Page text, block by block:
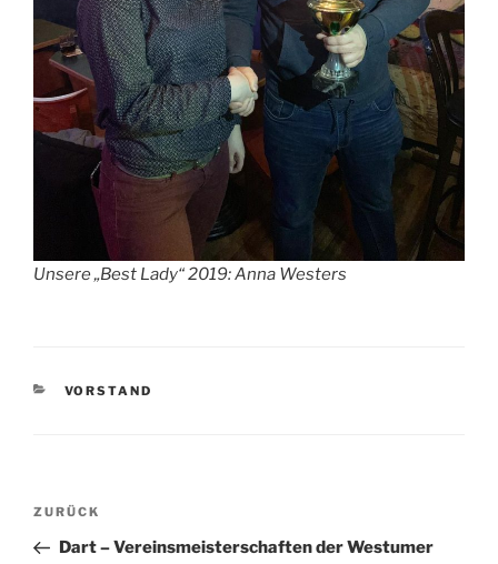
Unsere „Best Lady“ 2019: Anna Westers
KATEGORIEN
VORSTAND
Beitragsnavigation
Vorheriger
Beitrag
ZURÜCK
Dart – Vereinsmeisterschaften der Westumer